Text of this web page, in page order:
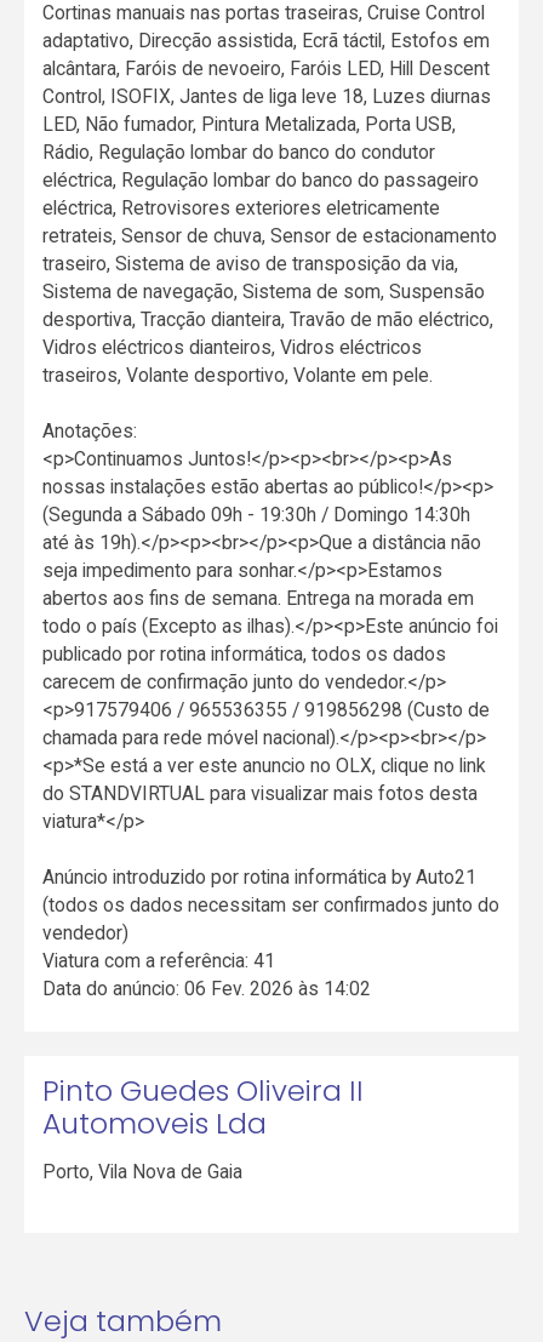
Cortinas manuais nas portas traseiras, Cruise Control
adaptativo, Direcção assistida, Ecrã táctil, Estofos em
alcântara, Faróis de nevoeiro, Faróis LED, Hill Descent
Control, ISOFIX, Jantes de liga leve 18, Luzes diurnas
LED, Não fumador, Pintura Metalizada, Porta USB,
Rádio, Regulação lombar do banco do condutor
eléctrica, Regulação lombar do banco do passageiro
eléctrica, Retrovisores exteriores eletricamente
retrateis, Sensor de chuva, Sensor de estacionamento
traseiro, Sistema de aviso de transposição da via,
Sistema de navegação, Sistema de som, Suspensão
desportiva, Tracção dianteira, Travão de mão eléctrico,
Vidros eléctricos dianteiros, Vidros eléctricos
traseiros, Volante desportivo, Volante em pele.
Anotações:
<p>Continuamos Juntos!</p><p><br></p><p>As
nossas instalações estão abertas ao público!</p><p>
(Segunda a Sábado 09h - 19:30h / Domingo 14:30h
até às 19h).</p><p><br></p><p>Que a distância não
seja impedimento para sonhar.</p><p>Estamos
abertos aos fins de semana. Entrega na morada em
todo o país (Excepto as ilhas).</p><p>Este anúncio foi
publicado por rotina informática, todos os dados
carecem de confirmação junto do vendedor.</p>
<p>917579406 / 965536355 / 919856298 (Custo de
chamada para rede móvel nacional).</p><p><br></p>
<p>*Se está a ver este anuncio no OLX, clique no link
do STANDVIRTUAL para visualizar mais fotos desta
viatura*</p>
Anúncio introduzido por rotina informática by Auto21
(todos os dados necessitam ser confirmados junto do
vendedor)
Viatura com a referência: 41
Data do anúncio: 06 Fev. 2026 às 14:02
Pinto Guedes Oliveira II
Automoveis Lda
Porto,Vila Nova de Gaia
Veja também